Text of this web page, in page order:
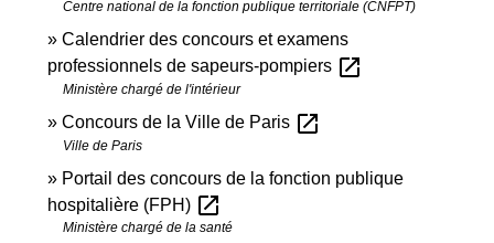
Centre national de la fonction publique territoriale (CNFPT)
Calendrier des concours et examens
professionnels de sapeurs-pompiers open_in_new
Ministère chargé de l'intérieur
Concours de la Ville de Paris open_in_new
Ville de Paris
Portail des concours de la fonction publique
hospitalière (FPH) open_in_new
Ministère chargé de la santé